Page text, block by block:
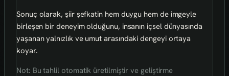
Sonuç olarak, şiir şefkatin hem duygu hem de imgeyle
birleşen bir deneyim olduğunu, insanın içsel dünyasında
yaşanan yalnızlık ve umut arasındaki dengeyi ortaya
koyar.
Not: Bu tahlil otomatik üretilmiştir ve geliştirme